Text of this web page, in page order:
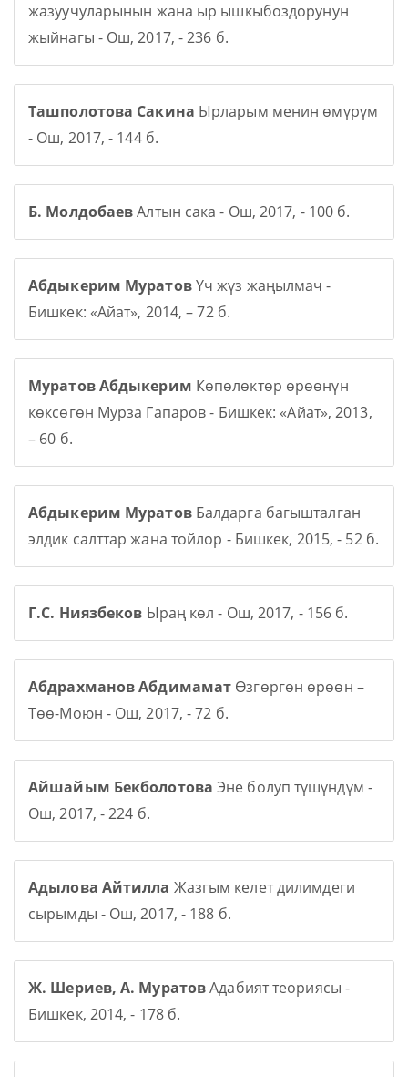
жазуучуларынын жана ыр ышкыбоздорунун
жыйнагы - Ош, 2017, - 236 б.
Ташполотова Сакина Ырларым менин өмүрүм
- Ош, 2017, - 144 б.
Б. МолдобаевАлтын сака - Ош, 2017, - 100 б.
Абдыкерим МуратовҮч жүз жаңылмач -
Бишкек: «Айат», 2014, – 72 б.
Муратов Абдыкерим Көпөлөктөр өрөөнүн
көксөгөн Мурза Гапаров - Бишкек: «Айат», 2013,
– 60 б.
Абдыкерим МуратовБалдарга багышталган
элдик салттар жана тойлор - Бишкек, 2015, - 52 б.
Г.С. Ниязбеков Ыраң көл - Ош, 2017, - 156 б.
Абдрахманов Абдимамат Өзгөргөн өрөөн –
Төө-Моюн - Ош, 2017, - 72 б.
Айшайым Бекболотова Эне болуп түшүндүм -
Ош, 2017, - 224 б.
Адылова Айтилла Жазгым келет дилимдеги
сырымды - Ош, 2017, - 188 б.
Ж. Шериев, А. МуратовАдабият теориясы -
Бишкек, 2014, - 178 б.